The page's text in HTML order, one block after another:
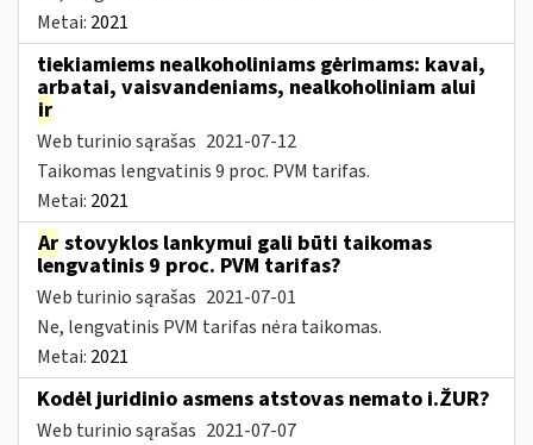
Metai: 2021
tiekiamiems nealkoholiniams gėrimams: kavai,
arbatai, vaisvandeniams, nealkoholiniam alui
ir
Web turinio sąrašas 2021-07-12
Taikomas lengvatinis 9 proc. PVM tarifas.
Metai: 2021
Ar stovyklos lankymui gali būti taikomas
lengvatinis 9 proc. PVM tarifas?
Web turinio sąrašas 2021-07-01
Ne, lengvatinis PVM tarifas nėra taikomas.
Metai: 2021
Kodėl juridinio asmens atstovas nemato i.ŽUR?
Web turinio sąrašas 2021-07-07